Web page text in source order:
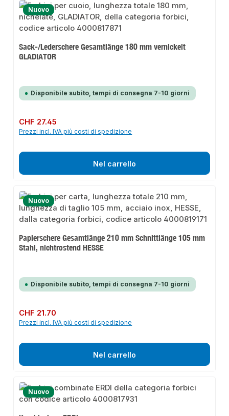
Nuovo
Sack-/Lederschere Gesamtlänge 180 mm vernickelt
GLADIATOR
Disponibile subito, tempi di consegna 7-10 giorni
Prezzo normale:
CHF 27.45
Prezzi incl. IVA più costi di spedizione
Nel carrello
Nuovo
Papierschere Gesamtlänge 210 mm Schnittlänge 105 mm
Stahl, nichtrostend HESSE
Disponibile subito, tempi di consegna 7-10 giorni
Prezzo normale:
CHF 21.70
Prezzi incl. IVA più costi di spedizione
Nel carrello
Nuovo